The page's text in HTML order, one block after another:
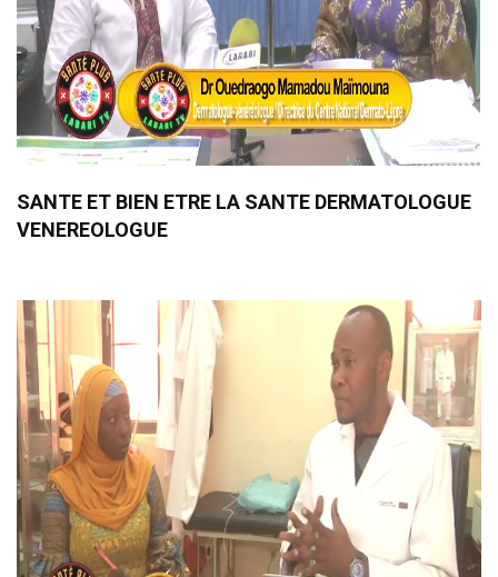
SANTE ET BIEN ETRE LA SANTE DERMATOLOGUE
VENEREOLOGUE